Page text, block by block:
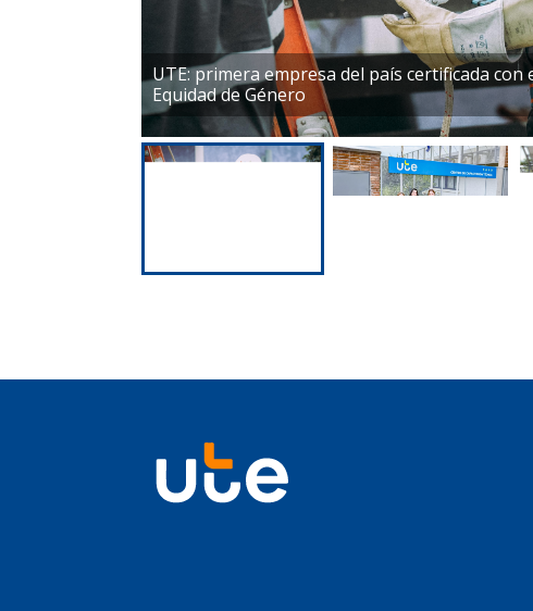
UTE: primera empresa del país certificada con
Equidad de Género